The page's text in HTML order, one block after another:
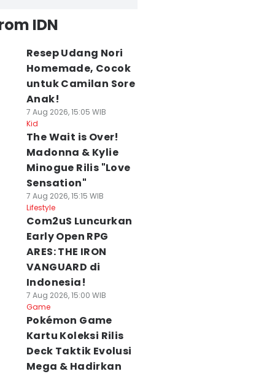
IDN
Resep Udang Nori
Homemade, Cocok
untuk Camilan Sore
Anak!
7 Aug 2026, 15:05 WIB
Kid
The Wait is Over!
Madonna & Kylie
Minogue Rilis "Love
Sensation"
7 Aug 2026, 15:15 WIB
Lifestyle
Com2uS Luncurkan
Early Open RPG
ARES: THE IRON
VANGUARD di
Indonesia!
7 Aug 2026, 15:00 WIB
Game
Pokémon Game
Kartu Koleksi Rilis
Deck Taktik Evolusi
Mega & Hadirkan